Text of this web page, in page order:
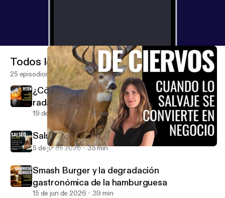
Granjas de ciervos: cuando lo salvaje se convierte en negocio
Todos los episodios
25 episodios
¿Cómo consigue un restaurante entrar en el
radar de la Guía Michelin?
19 de jul de 2026 16 min
Salseo: Actualidad Gastronómica Junio 2026
5 de jul de 2026 35 min
Smash Burger y la degradación
gastronómica de la hamburguesa
15 de jun de 2026 39 min